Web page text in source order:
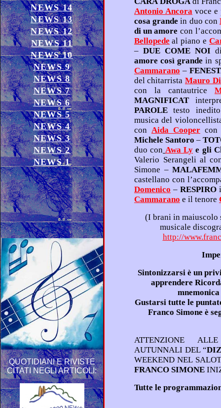
NEWS 14
NEWS 13
NEWS 12
NEWS 11
NEWS 10
NEWS 9
NEWS 8
NEWS 7
NEWS 6
NEWS 5
NEWS 4
NEWS 3
NEWS 2
NEWS 1
QUOTIDIANI E RIVISTE
CITATI NEGLI ARTICOLI:
Antonio Ancora
cosa grande
in duo con
di un amore
Bellopede al piano e
– DUE COME NOI
amore così grande
Cammarano –
del chitarrista
con la cantautrice
MAGNIFICAT
PAROLE
musica del
con
Aida Cooper
Michele Santoro –
duo con Awa Ly e gli
Valerio Serangeli al
Simone –
Domenico – RESPIRO
Cammarano e il tenore
(I brani in maiuscolo sono di creazione o del repertorio
http://
Sintonizzarsi è un privilegio della tecnologia moderna da
apprendere Ricordarsi gli appuntamenti è facoltà
Gustarsi tutte le puntate del “Dizionario dei sentimenti” di
Franco Simone è segno di maturità e responsabilità
ATTENZIONE ALLE NUOVE
AUTUNNALI DEL “
FRANCO SIMONE